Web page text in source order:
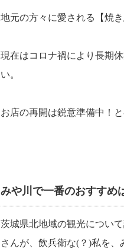
地元の方々に愛される【焼
現在はコロナ禍により長期
い。
お店の再開は鋭意準備中！
みや川で一番のおすすめ
茨城県北地域の観光につい
さんが、飲兵衛な(？)私を、